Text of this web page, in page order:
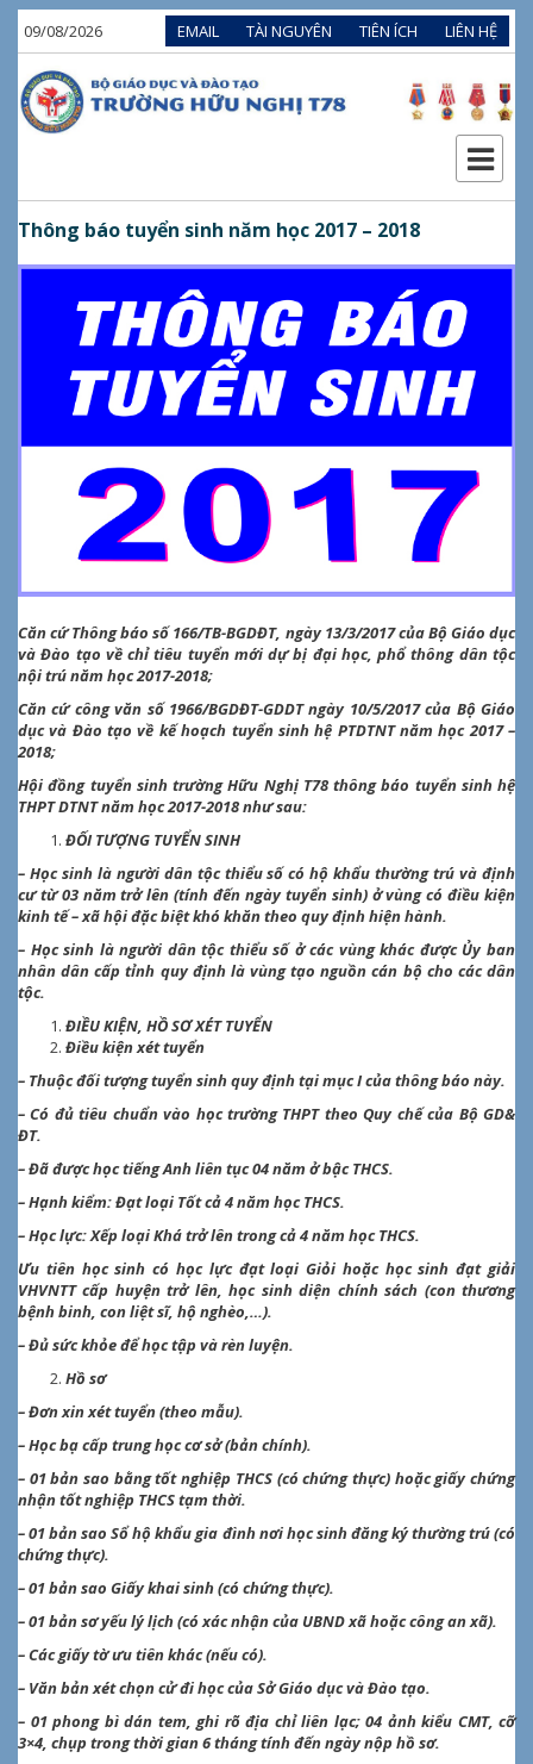
09/08/2026 EMAIL TÀI NGUYÊN TIÊN ÍCH LIÊN HỆ
Thông báo tuyển sinh năm học 2017 – 2018
Căn cứ Thông báo số 166/TB-BGDĐT, ngày 13/3/2017 của Bộ Giáo dục
và Đào tạo về chỉ tiêu tuyển mới dự bị đại học, phổ thông dân tộc
nội trú năm học 2017-2018;
Căn cứ công văn số 1966/BGDĐT-GDDT ngày 10/5/2017 của Bộ Giáo
dục và Đào tạo về kế hoạch tuyển sinh hệ PTDTNT năm học 2017 –
2018;
Hội đồng tuyển sinh trường Hữu Nghị T78 thông báo tuyển sinh hệ
THPT DTNT năm học 2017-2018 như sau:
ĐỐI TƯỢNG TUYỂN SINH
– Học sinh là người dân tộc thiểu số có hộ khẩu thường trú và định
cư từ 03 năm trở lên (tính đến ngày tuyển sinh) ở vùng có điều kiện
kinh tế – xã hội đặc biệt khó khăn theo quy định hiện hành.
– Học sinh là người dân tộc thiểu số ở các vùng khác được Ủy ban
nhân dân cấp tỉnh quy định là vùng tạo nguồn cán bộ cho các dân
tộc.
ĐIỀU KIỆN, HỒ SƠ XÉT TUYỂN
Điều kiện xét tuyển
– Thuộc đối tượng tuyển sinh quy định tại mục I của thông báo này.
– Có đủ tiêu chuẩn vào học trường THPT theo Quy chế của Bộ GD&
ĐT.
– Đã được học tiếng Anh liên tục 04 năm ở bậc THCS.
– Hạnh kiểm: Đạt loại Tốt cả 4 năm học THCS.
– Học lực: Xếp loại Khá trở lên trong cả 4 năm học THCS.
Ưu tiên học sinh có học lực đạt loại Giỏi hoặc học sinh đạt giải
VHVNTT cấp huyện trở lên, học sinh diện chính sách (con thương
bệnh binh, con liệt sĩ, hộ nghèo,…).
– Đủ sức khỏe để học tập và rèn luyện.
Hồ sơ
– Đơn xin xét tuyển (theo mẫu).
– Học bạ cấp trung học cơ sở (bản chính).
– 01 bản sao bằng tốt nghiệp THCS (có chứng thực) hoặc giấy chứng
nhận tốt nghiệp THCS tạm thời.
– 01 bản sao Sổ hộ khẩu gia đình nơi học sinh đăng ký thường trú (có
chứng thực).
– 01 bản sao Giấy khai sinh (có chứng thực).
– 01 bản sơ yếu lý lịch (có xác nhận của UBND xã hoặc công an xã).
– Các giấy tờ ưu tiên khác (nếu có).
– Văn bản xét chọn cử đi học của Sở Giáo dục và Đào tạo.
– 01 phong bì dán tem, ghi rõ địa chỉ liên lạc; 04 ảnh kiểu CMT, cỡ
3×4, chụp trong thời gian 6 tháng tính đến ngày nộp hồ sơ.